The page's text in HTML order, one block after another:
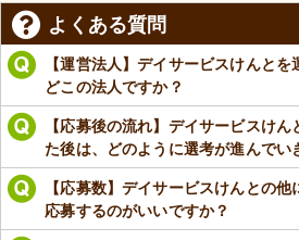
よくある質問
【運営法人】デイサービスけんと
どこの法人ですか？
【応募後の流れ】デイサービスけん
た後は、どのように選考が進んでい
【応募数】デイサービスけんとの
応募するのがいいですか？